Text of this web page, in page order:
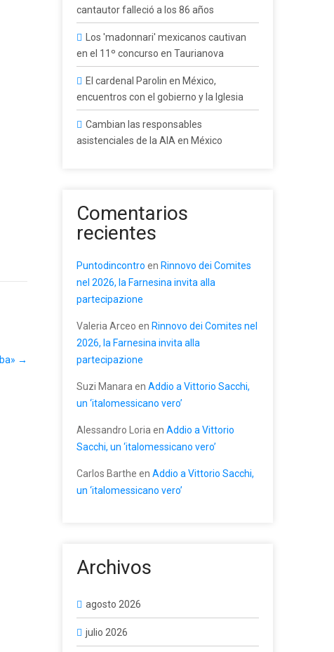
→
cantautor falleció a los 86 años
Los 'madonnari' mexicanos cautivan
en el 11º concurso en Taurianova
El cardenal Parolin en México,
encuentros con el gobierno y la Iglesia
Cambian las responsables
asistenciales de la AIA en México
Comentarios
recientes
Puntodincontro en Rinnovo dei Comites
nel 2026, la Farnesina invita alla
partecipazione
Valeria Arceo en Rinnovo dei Comites nel
2026, la Farnesina invita alla
partecipazione
Suzi Manara en Addio a Vittorio Sacchi,
un ‘italomessicano vero’
Alessandro Loria en Addio a Vittorio
Sacchi, un ‘italomessicano vero’
Carlos Barthe en Addio a Vittorio Sacchi,
un ‘italomessicano vero’
Archivos
agosto 2026
julio 2026